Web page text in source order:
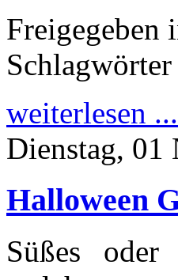
Freigegeben
Schlagwörter
weiterlesen ...
Dienstag, 01
Halloween
Süßes